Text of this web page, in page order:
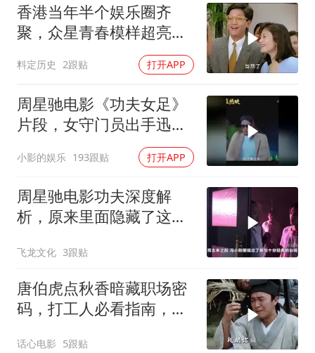
香港当年半个娱乐圈齐
聚，众星青春模样超亮
眼，星爷现身瞬间惊艳
料定历史 2跟贴 打开APP
周星驰电影《功夫女足》
片段，女守门员出手迅
猛，一次比一次搞笑
小影的娱乐 193跟贴 打开APP
周星驰电影功夫深度解
析，原来里面隐藏了这么
飞龙文化 3跟贴
唐伯虎点秋香暗藏职场密
码，打工人必看指南，讲
话心电影 5跟贴